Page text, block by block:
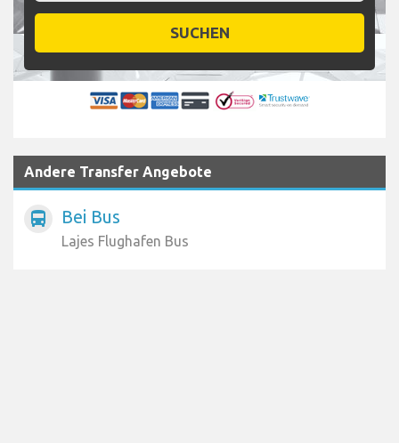
SUCHEN
Andere Transfer Angebote
directions_bus Bei Bus
Lajes Flughafen Bus